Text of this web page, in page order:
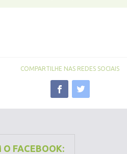
COMPARTILHE NAS REDES SOCIAIS
O FACEBOOK: